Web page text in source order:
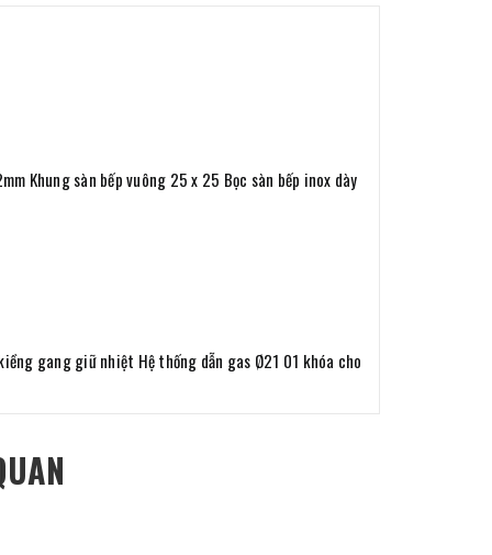
Khung sàn bếp vuông 25 x 25 Bọc sàn bếp inox dày
gang giữ nhiệt Hệ thống dẫn gas Ø21 01 khóa cho